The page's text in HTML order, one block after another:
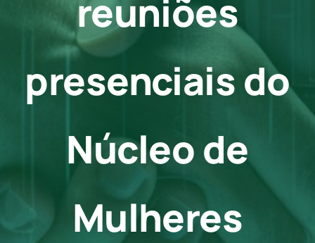
Contato
reuniões
presenciais do
Núcleo de
Mulheres